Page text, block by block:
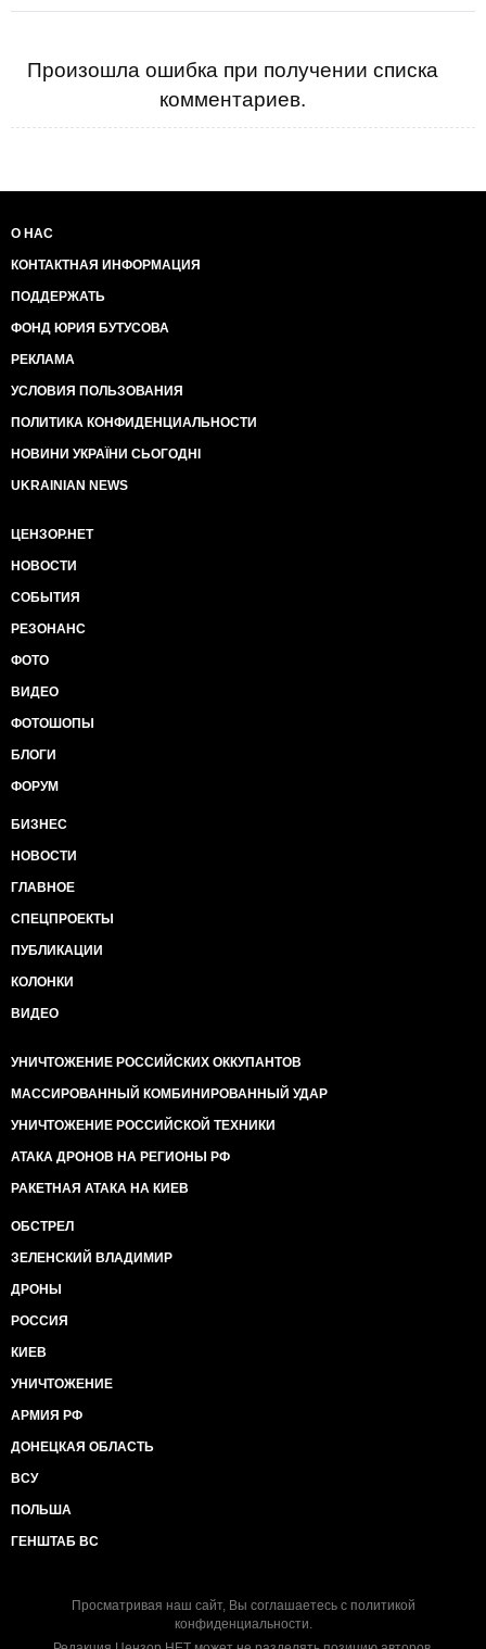
Произошла ошибка при получении списка
комментариев.
О НАС
КОНТАКТНАЯ ИНФОРМАЦИЯ
ПОДДЕРЖАТЬ
ФОНД ЮРИЯ БУТУСОВА
РЕКЛАМА
УСЛОВИЯ ПОЛЬЗОВАНИЯ
ПОЛИТИКА КОНФИДЕНЦИАЛЬНОСТИ
НОВИНИ УКРАЇНИ СЬОГОДНІ
UKRAINIAN NEWS
ЦЕНЗОР.НЕТ
НОВОСТИ
СОБЫТИЯ
РЕЗОНАНС
ФОТО
ВИДЕО
ФОТОШОПЫ
БЛОГИ
ФОРУМ
БИЗНЕС
НОВОСТИ
ГЛАВНОЕ
СПЕЦПРОЕКТЫ
ПУБЛИКАЦИИ
КОЛОНКИ
ВИДЕО
УНИЧТОЖЕНИЕ РОССИЙСКИХ ОККУПАНТОВ
МАССИРОВАННЫЙ КОМБИНИРОВАННЫЙ УДАР
УНИЧТОЖЕНИЕ РОССИЙСКОЙ ТЕХНИКИ
АТАКА ДРОНОВ НА РЕГИОНЫ РФ
РАКЕТНАЯ АТАКА НА КИЕВ
ОБСТРЕЛ
ЗЕЛЕНСКИЙ ВЛАДИМИР
ДРОНЫ
РОССИЯ
КИЕВ
УНИЧТОЖЕНИЕ
АРМИЯ РФ
ДОНЕЦКАЯ ОБЛАСТЬ
ВСУ
ПОЛЬША
ГЕНШТАБ ВС
Просматривая наш сайт, Вы соглашаетесь с политикой
конфиденциальности.